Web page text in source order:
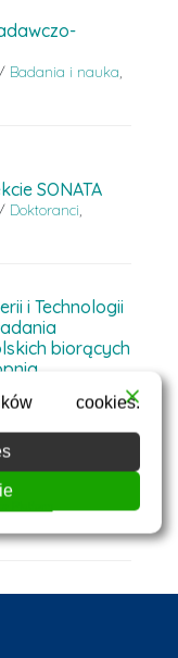
/ Badania i nauka,
SONATA
/ Doktoranci,
i Technologii
biorących
Informacje dla
Informacje dla
cookies.